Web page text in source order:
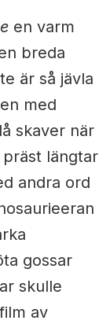
en varm
breda
är så jävla
med
skaver när
längtar
andra ord
gossar
skulle
av